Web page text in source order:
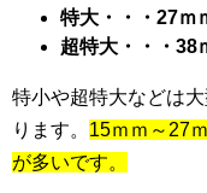
特大・・・27ｍ
超特大・・・38
特小や超特大などは
ります。 15ｍｍ～27
が多いです。